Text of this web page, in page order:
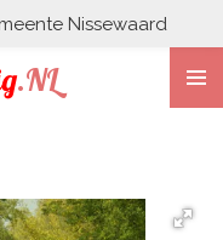
.NL
Nissewaard